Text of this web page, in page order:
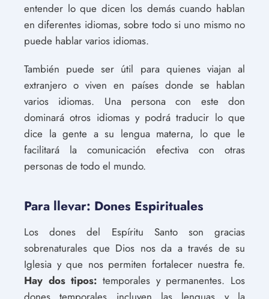
entender lo que dicen los demás cuando hablan
en diferentes idiomas, sobre todo si uno mismo no
puede hablar varios idiomas.
También puede ser útil para quienes viajan al
extranjero o viven en países donde se hablan
varios idiomas. Una persona con este don
dominará otros idiomas y podrá traducir lo que
dice la gente a su lengua materna, lo que le
facilitará la comunicación efectiva con otras
personas de todo el mundo.
Para llevar: Dones Espirituales
Los dones del Espíritu Santo son gracias
sobrenaturales que Dios nos da a través de su
Iglesia y que nos permiten fortalecer nuestra fe.
Hay dos tipos: temporales y permanentes. Los